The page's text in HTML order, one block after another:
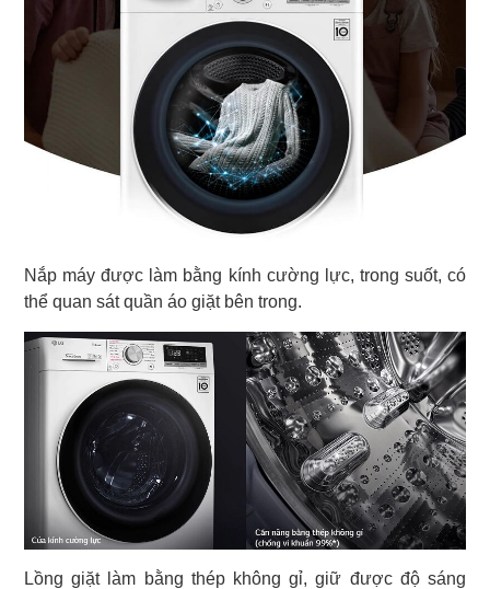
Nắp máy được làm bằng kính cường lực, trong suốt, có
thể quan sát quần áo giặt bên trong.
Lồng giặt làm bằng thép không gỉ, giữ được độ sáng